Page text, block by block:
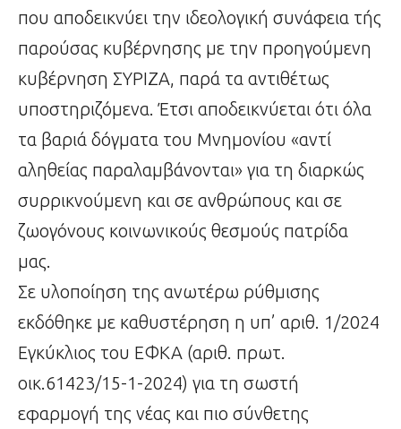
που αποδεικνύει την ιδεολογική συνάφεια τής
παρούσας κυβέρνησης με την προηγούμενη
κυβέρνηση ΣΥΡΙΖΑ, παρά τα αντιθέτως
υποστηριζόμενα. Έτσι αποδεικνύεται ότι όλα
τα βαριά δόγματα του Μνημονίου «αντί
αληθείας παραλαμβάνονται» για τη διαρκώς
συρρικνούμενη και σε ανθρώπους και σε
ζωογόνους κοινωνικούς θεσμούς πατρίδα
μας.
Σε υλοποίηση της ανωτέρω ρύθμισης
εκδόθηκε με καθυστέρηση η υπ’ αριθ. 1/2024
Εγκύκλιος του ΕΦΚΑ (αριθ. πρωτ.
οικ.61423/15-1-2024) για τη σωστή
εφαρμογή της νέας και πιο σύνθετης